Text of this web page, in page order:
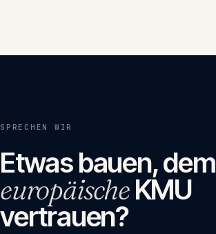
SPRECHEN WIR
Etwas bauen, dem
europäischeKMU
vertrauen?